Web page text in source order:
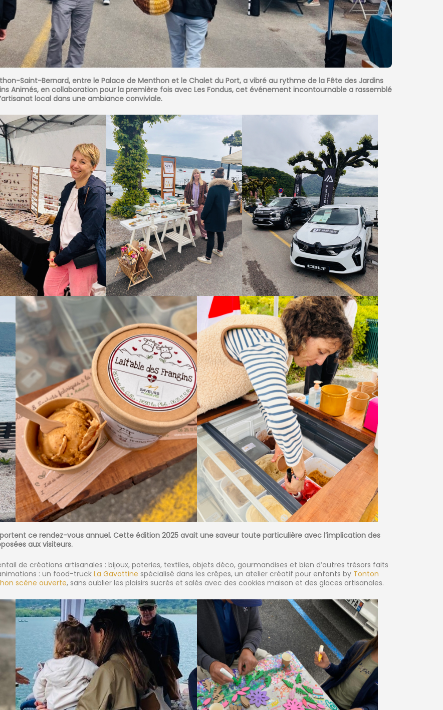
Saint-Bernard, entre le Palace de Menthon et le Chalet du Port, a vibré au rythme de la Fête des Jardins
Animés, en collaboration pour la première fois avec Les Fondus, cet événement incontournable a rassemblé
local dans une ambiance conviviale.
portent ce rendez-vous annuel. Cette édition 2025 avait une saveur toute particulière avec l’implication des
aux visiteurs.
de créations artisanales : bijoux, poteries, textiles, objets déco, gourmandises et bien d’autres trésors faits
: un food-truck La Gavottine spécialisé dans les crêpes, un atelier créatif pour enfants by Tonton
scène ouverte, sans oublier les plaisirs sucrés et salés avec des cookies maison et des glaces artisanales.